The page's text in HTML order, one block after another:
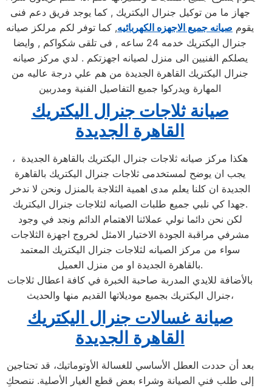
جهاز ما من توكيل جنرال اليكتريك , كما يوجد فريق دعم فنى
يقوم صيانه جميع الاجهزه الكهربائيه, كما توفر لكم مرلكز صيانه
جنرال اليكتريك خدمه 24 ساعه , فى تلقى شكواكم , وايضا
يصلكم الفنيين الى منزل لصيانه اجهزتكم . لدي مركز صيانه
جنرال اليكتريك القاهرة الجديدة من هم علي درجة عاليه من
المهارة ويدركوا جميع التفاصيل الفنية ومدربين
صيانة ثلاجات جنرال اليكتريك
القاهرة الجديدة
هكذا مركز صيانه ثلاجات جنرال اليكتريك بالقاهرة الجديدة ،
يجب ان يوضح لمستخدمى ثلاجات جنرال اليكتريك بالقاهرة
الجديدة ان كلنا يعلم مدى اهمية الثلاجة بالمنزل ونحن لا ندخر
جهدا كي نلبي جميع طلبات الصيانه لثلاجات جنرال اليكتريك.
لكن نحن دائما نولي عملائنا الاهتمام الدائم ونجد في وجود
مشرفي مراقبة الجودة الاختيار الامثل لخروج اجهزة الثلاجات
سواء من مركز الصيانه لثلاجات جنرال اليكتريك المعتمد
بالقاهرة الجديدة او من منزل العميل.
بالأضافة للايدي المدربة صاحبة الخبرة في كافة اعطال ثلاجات
جنرال اليكتريك بجميع موديلاتها القديم منها والحديث،
صيانة غسالات جنرال اليكتريك
القاهرة الجديدة
بعد أن حددت العطل الأساسي للغسالة الأوتوماتيك، قد تحتاجين
إلى طلب فني الصيانة وشراء بعض قطع الغيار الأصلية. ننصحكِ